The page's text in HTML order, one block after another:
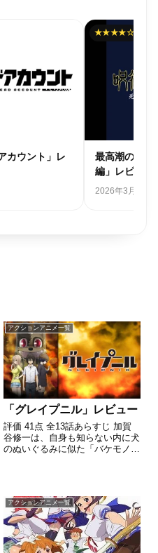
カウント」レ
★★★★☆
最高潮の圧巻
編」レビュー
2026年3月31日
アクションアニメ一覧
「グレイプニル」レビュー
評価 41点 全13話あらすじ 加賀
谷修一は、自身も知らない内に犬
のぬいぐるみに似た「バケモノ」
アクションアニメ一覧